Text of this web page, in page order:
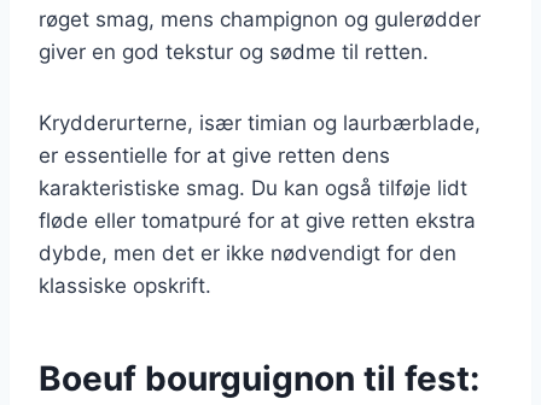
røget smag, mens champignon og gulerødder
giver en god tekstur og sødme til retten.
Krydderurterne, især timian og laurbærblade,
er essentielle for at give retten dens
karakteristiske smag. Du kan også tilføje lidt
fløde eller tomatpuré for at give retten ekstra
dybde, men det er ikke nødvendigt for den
klassiske opskrift.
Boeuf bourguignon til fest: